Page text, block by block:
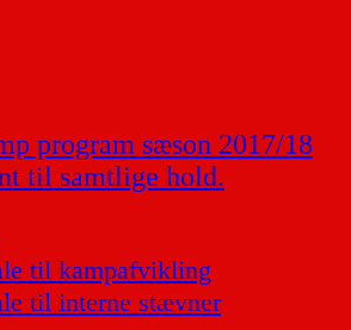
program sæson 2017/18
til samtlige hold.
til kampafvikling
til interne stævner